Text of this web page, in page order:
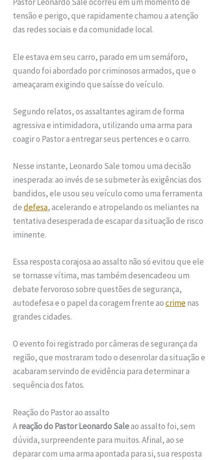
tensão e perigo, que rapidamente chamou a atenção
das redes sociais e da comunidade local.
Ele estava em seu carro, parado em um semáforo,
quando foi abordado por criminosos armados, que o
ameaçaram exigindo que saísse do veículo.
Segundo relatos, os assaltantes agiram de forma
agressiva e intimidadora, utilizando uma arma para
coagir o Pastor a entregar seus pertences e o carro.
Nesse instante, Leonardo Sale tomou uma decisão
inesperada: ao invés de se submeter às exigências dos
bandidos, ele usou seu veículo como uma ferramenta
dedefesa, acelerando e atropelando os meliantes na
tentativa desesperada de escapar da situação de risco
iminente.
Essa resposta corajosa ao assalto não só evitou que ele
se tornasse vítima, mas também desencadeou um
debate fervoroso sobre questões de segurança,
autodefesa e o papel da coragem frente aocrimenas
grandes cidades.
O evento foi registrado por câmeras de segurança da
região, que mostraram todo o desenrolar da situação e
acabaram servindo de evidência para determinar a
sequência dos fatos.
Reação do Pastor ao assalto
Areação do Pastor Leonardo Saleao assalto foi, sem
dúvida, surpreendente para muitos. Afinal, ao se
deparar com uma arma apontada para si, sua resposta